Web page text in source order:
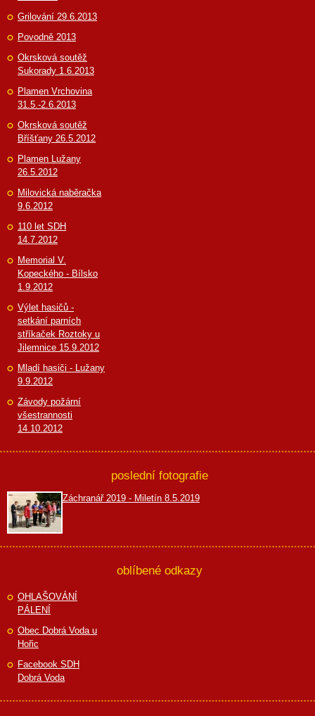
Grilování 29.6.2013
Povodně 2013
Okrsková soutěž
Sukorady 1.6.2013
Plamen Vrchovina
31.5.-2.6.2013
Okrsková soutěž
Bříšťany 26.5.2012
Plamen Lužany
26.5.2012
Milovická naběračka
9.6.2012
110 let SDH
14.7.2012
Memorial V.
Kopeckého - Bílsko
1.9.2012
Výlet hasičů -
setkání parních
stříkaček Roztoky u
Jilemnice 15.9.2012
Mladí hasiči - Lužany
9.9.2012
Závody požární
všestrannosti
14.10.2012
poslední fotografie
Záchranář 2019 - Miletín 8.5.2019
oblíbené odkazy
OHLAŠOVÁNÍ
PÁLENÍ
Obec Dobrá Voda u
Hořic
Facebook SDH
Dobrá Voda